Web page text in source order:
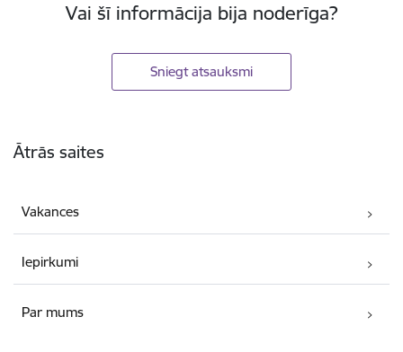
Vai šī informācija bija noderīga?
Sniegt atsauksmi
Ātrās saites
Vakances
Iepirkumi
Par mums